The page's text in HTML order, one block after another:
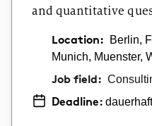
and quantitative
Location:
Berlin,
Munich, Muenster,
Job field:
Deadline: